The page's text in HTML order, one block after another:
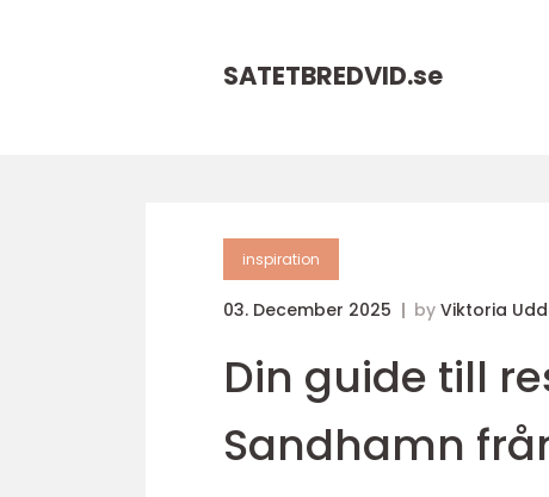
SATETBREDVID.se
inspiration
03. December 2025 by Viktoria
Din guide till
Sandhamn